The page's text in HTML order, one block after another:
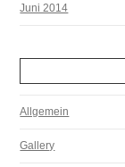
Juni 2014
Allgemein
Gallery